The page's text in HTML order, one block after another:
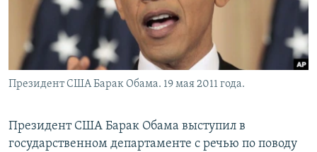
Президент США Барак Обама. 19 мая 2011 года.
Президент США Барак Обама выступил в
государственном департаменте с речью по поводу